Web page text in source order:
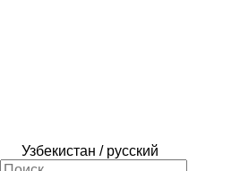
Узбекистан / русский